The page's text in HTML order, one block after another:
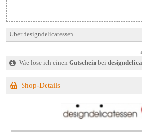
Über designdelicatessen
Wie löse ich einen Gutscheinbei
Shop-Details